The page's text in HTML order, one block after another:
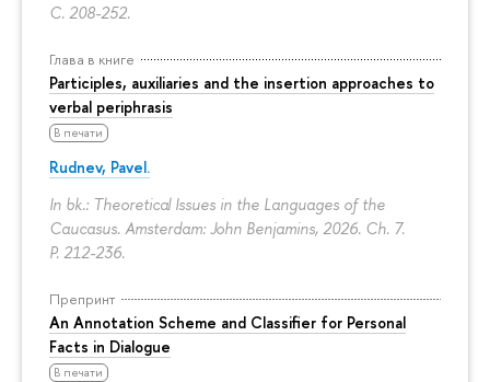
С. 208-252.
Глава в книге
Participles, auxiliaries and the insertion approaches to
verbal periphrasis
В печати
Rudnev, Pavel.
In bk.: Theoretical Issues in the Languages of the
Caucasus. Amsterdam: John Benjamins, 2026. Ch. 7.
P. 212-236.
Препринт
An Annotation Scheme and Classifier for Personal
Facts in Dialogue
В печати